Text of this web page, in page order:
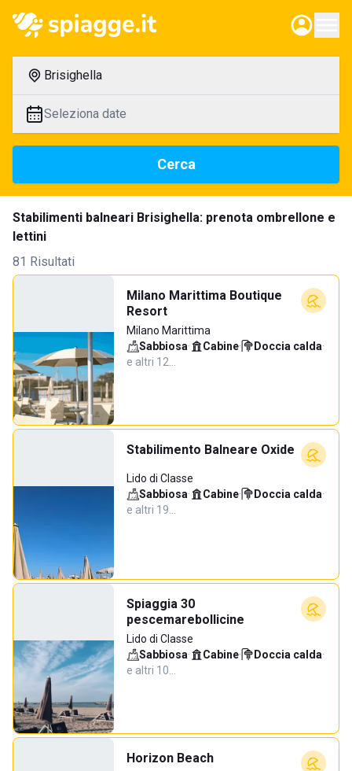
Brisighella
Seleziona date
Cerca
Stabilimenti balneari Brisighella: prenota ombrellone e
lettini
81 Risultati
Milano Marittima Boutique
Resort
Milano Marittima
Sabbiosa· Cabine· Doccia calda·
e altri 12…
Stabilimento Balneare Oxide
Lido di Classe
Sabbiosa· Cabine· Doccia calda·
e altri 19…
Spiaggia 30
pescemarebollicine
Lido di Classe
Sabbiosa· Cabine· Doccia calda·
e altri 10…
Horizon Beach